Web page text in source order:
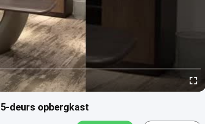
deurs opbergkast